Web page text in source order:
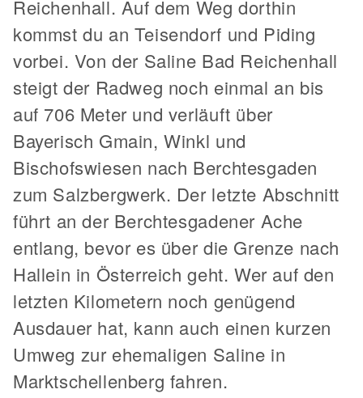
Reichenhall. Auf dem Weg dorthin
kommst du an Teisendorf und Piding
vorbei. Von der Saline Bad Reichenhall
steigt der Radweg noch einmal an bis
auf 706 Meter und verläuft über
Bayerisch Gmain, Winkl und
Bischofswiesen nach Berchtesgaden
zum Salzbergwerk. Der letzte Abschnitt
führt an der Berchtesgadener Ache
entlang, bevor es über die Grenze nach
Hallein in Österreich geht. Wer auf den
letzten Kilometern noch genügend
Ausdauer hat, kann auch einen kurzen
Umweg zur ehemaligen Saline in
Marktschellenberg fahren.